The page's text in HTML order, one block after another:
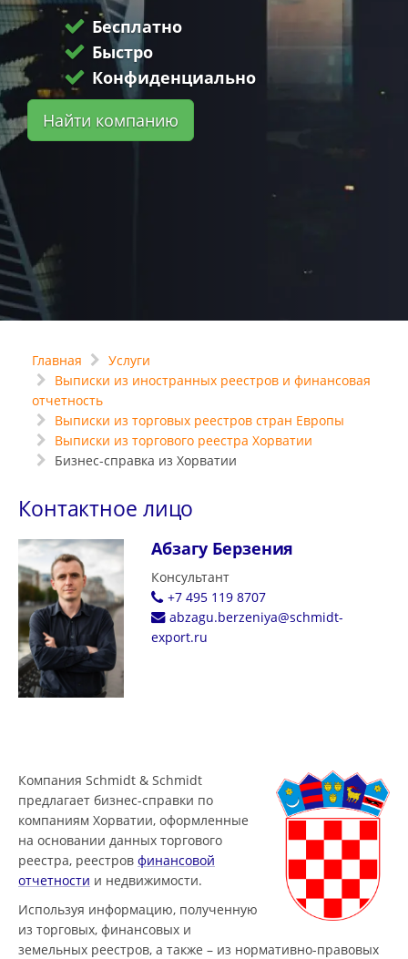
Бесплатно
Быстро
Конфиденциально
Найти компанию
Главная
Услуги
Выписки из иностранных реестров и финансовая
отчетность
Выписки из торговых реестров стран Европы
Выписки из торгового реестра Хорватии
Бизнес-справка из Хорватии
Контактное лицо
Абзагу Берзения
Консультант
+7 495 119 8707
abzagu.berzeniya@schmidt-
export.ru
Компания Schmidt & Schmidt
предлагает бизнес-справки по
компаниям Хорватии, оформленные
на основании данных торгового
реестра, реестров финансовой
отчетности и недвижимости.
Используя информацию, полученную
из торговых, финансовых и
земельных реестров, а также – из нормативно-правовых